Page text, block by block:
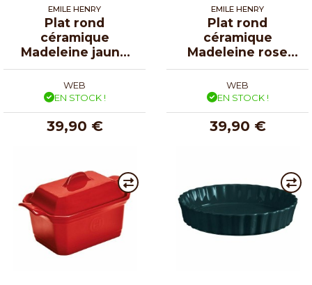
EMILE HENRY
Plat rond
céramique
Madeleine jaune
vanille ø 31 cm
WEB
EN STOCK !
39,90 €
EMILE HENRY
Plat rond
céramique
Madeleine rose
candy ø 31 cm
WEB
EN STOCK !
39,90 €